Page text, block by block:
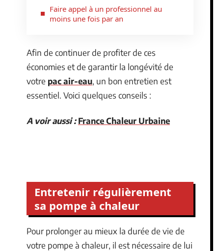
Faire appel à un professionnel au
moins une fois par an
Afin de continuer de profiter de ces
économies et de garantir la longévité de
votre pac air-eau, un bon entretien est
essentiel. Voici quelques conseils :
A voir aussi : France Chaleur Urbaine
Entretenir régulièrement
sa pompe à chaleur
Pour prolonger au mieux la durée de vie de
votre pompe à chaleur, il est nécessaire de lui